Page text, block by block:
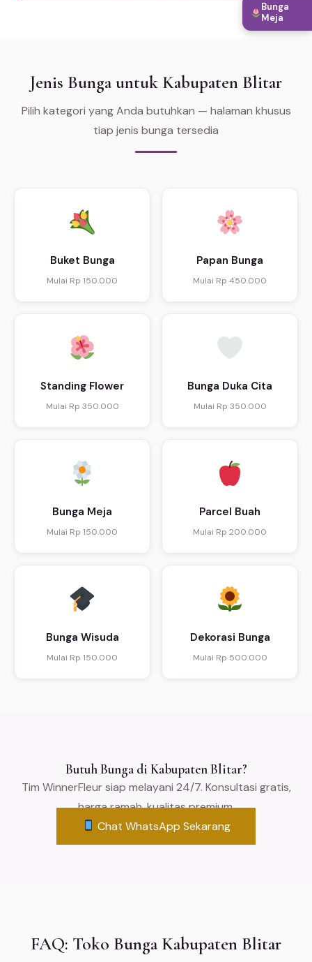
Jenis Bunga untuk Kabupaten Blitar
Pilih kategori yang Anda butuhkan — halaman khusus
tiap jenis bunga tersedia
Buket Bunga
Mulai Rp 150.000
Papan Bunga
Mulai Rp 450.000
Standing Flower
Mulai Rp 350.000
Bunga Duka Cita
Mulai Rp 350.000
Bunga Meja
Mulai Rp 150.000
Parcel Buah
Mulai Rp 200.000
Bunga Wisuda
Mulai Rp 150.000
Dekorasi Bunga
Mulai Rp 500.000
Butuh Bunga di Kabupaten Blitar?
Tim WinnerFleur siap melayani 24/7. Konsultasi gratis,
harga ramah, kualitas premium.
Chat WhatsApp Sekarang
FAQ: Toko Bunga Kabupaten Blitar
Bunga
Meja